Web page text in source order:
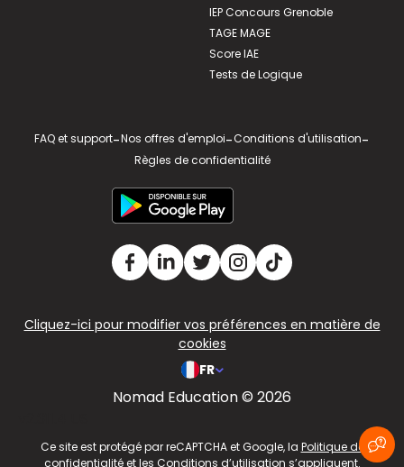
IEP Concours Grenoble
TAGE MAGE
Score IAE
Tests de Logique
FAQ et support-Nos offres d'emploi-Conditions d'utilisation-
Règles de confidentialité
Cliquez-ici pour modifier vos préférences en matière de
cookies
FR
Nomad Education © 2026
Ce site est protégé par reCAPTCHA et Google, la Politique de
confidentialitéet les Conditions d’utilisation s’appliquent.